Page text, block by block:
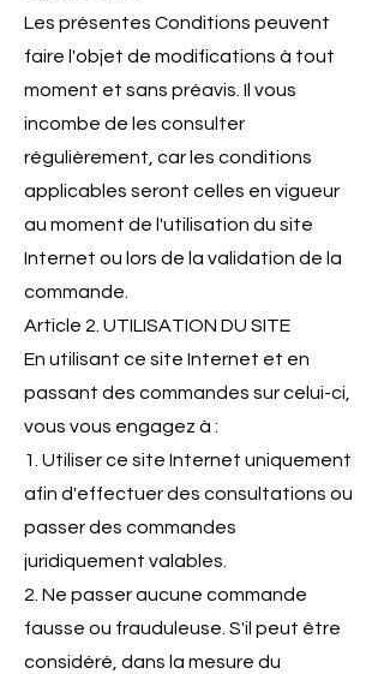
Les présentes Conditions peuvent
faire l'objet de modifications à tout
moment et sans préavis. Il vous
incombe de les consulter
régulièrement, car les conditions
applicables seront celles en vigueur
au moment de l'utilisation du site
Internet ou lors de la validation de la
commande.
Article 2. UTILISATION DU SITE
En utilisant ce site Internet et en
passant des commandes sur celui-ci,
vous vous engagez à :
1. Utiliser ce site Internet uniquement
afin d'effectuer des consultations ou
passer des commandes
juridiquement valables.
2. Ne passer aucune commande
fausse ou frauduleuse. S'il peut être
considéré, dans la mesure du